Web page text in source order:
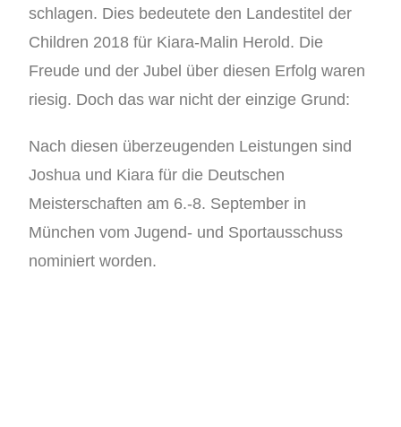
schlagen. Dies bedeutete den Landestitel der
Children 2018 für Kiara-Malin Herold. Die
Freude und der Jubel über diesen Erfolg waren
riesig. Doch das war nicht der einzige Grund:
Nach diesen überzeugenden Leistungen sind
Joshua und Kiara für die Deutschen
Meisterschaften am 6.-8. September in
München vom Jugend- und Sportausschuss
nominiert worden.